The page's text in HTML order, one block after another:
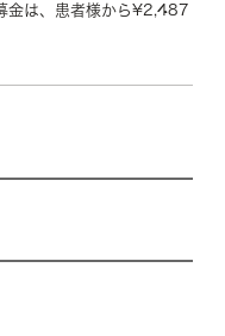
金は、患者様から¥2,487